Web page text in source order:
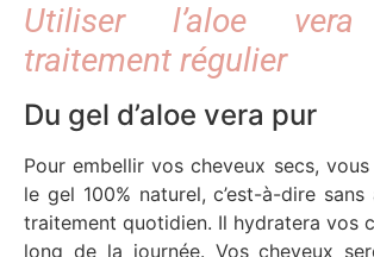
Utiliser l’aloe vera
traitement régulier
Du gel d’aloe vera pur
Pour embellir vos cheveux secs,
le gel 100% naturel, c’est-à-dire
traitement quotidien. Il hydratera vos
long de la journée. Vos cheveux